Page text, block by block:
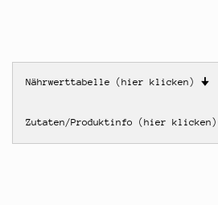
Nährwerttabelle (hier klicken) 🠋
Zutaten/Produktinfo (hier klicken)